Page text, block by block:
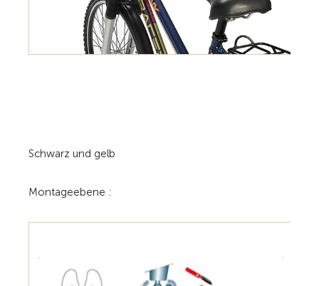
Schwarz und gelb
Montageebene :